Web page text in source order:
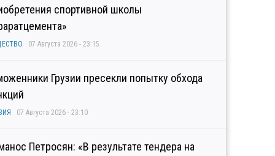
спортивной школы
07 Августа 2026 - 23:15
Грузии пресекли попытку обхода
07 Августа 2026 - 23:10
Петросян: «В результате тендера на